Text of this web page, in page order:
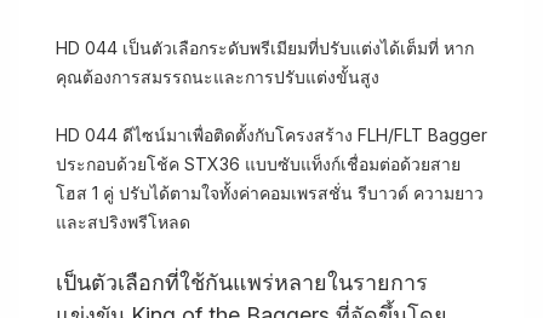
HD 044 เป็นตัวเลือกระดับพรีเมียมที่ปรับแต่งได้เต็มที่ หาก
คุณต้องการสมรรถนะและการปรับแต่งขั้นสูง
HD 044 ดีไซน์มาเพื่อติดตั้งกับโครงสร้าง FLH/FLT Bagger
ประกอบด้วยโช้ค STX36 แบบซับแท็งก์เชื่อมต่อด้วยสาย
โฮส 1 คู่ ปรับได้ตามใจทั้งค่าคอมเพรสชั่น รีบาวด์ ความยาว
และสปริงพรีโหลด
เป็นตัวเลือกที่ใช้กันแพร่หลายในรายการ